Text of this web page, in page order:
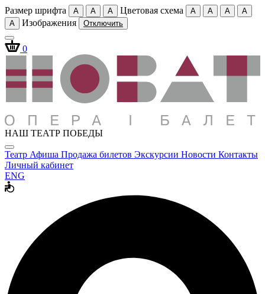
Размер шрифта A A A Цветовая схема A A A
A
A
Изображения Отключить
0
НАШ ТЕАТР ПОБЕДЫ
Театр Афиша Продажа билетов Экскурсии Новости Контакты
Личный кабинет
ENG